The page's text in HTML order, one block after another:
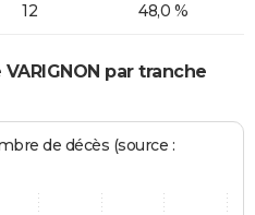
12 48,0 %
par tranche
de décès (source :